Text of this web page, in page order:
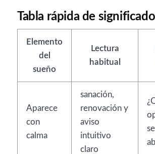
Tabla rápida de
Elemento
del
sueño
Lectura
habitual
Aparece
con
calma
sanación,
renovación y
aviso
intuitivo
claro